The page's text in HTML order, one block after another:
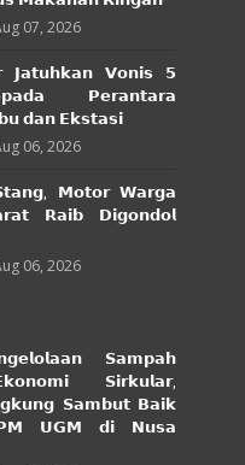
07, 2026
𝗝𝗮𝘁𝘂𝗵𝗸𝗮𝗻 𝗩𝗼𝗻𝗶𝘀 𝟱
𝗣𝗲𝗿𝗮𝗻𝘁𝗮𝗿𝗮
𝗱𝗮𝗻 𝗘𝗸𝘀𝘁𝗮𝘀𝗶
06, 2026
𝗠𝗼𝘁𝗼𝗿 𝗪𝗮𝗿𝗴𝗮
𝗥𝗮𝗶𝗯 𝗗𝗶𝗴𝗼𝗻𝗱𝗼𝗹
06, 2026
𝗦𝗮𝗺𝗽𝗮𝗵
𝗦𝗶𝗿𝗸𝘂𝗹𝗮𝗿,
𝗦𝗮𝗺𝗯𝘂𝘁 𝗕𝗮𝗶𝗸
𝗨𝗚𝗠 𝗱𝗶 𝗡𝘂𝘀𝗮